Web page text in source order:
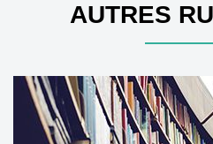
AUTRES